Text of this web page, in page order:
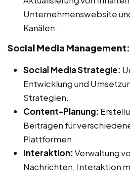
Unternehmenswebsite
Kanälen.
Social Media Management:
Social Media Strategie:
Entwicklung und
Strategien.
Content-Planung:
Beiträgen für
Plattformen.
Interaktion:Verwaltung
Nachrichten, Interaktion